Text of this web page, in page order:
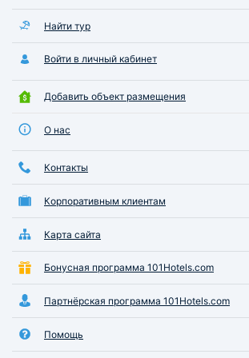
Найти тур
Войти в личный кабинет
Добавить объект размещения
О нас
Контакты
Корпоративным клиентам
Карта сайта
Бонусная программа 101Hotels.com
Партнёрская программа 101Hotels.com
Помощь